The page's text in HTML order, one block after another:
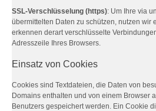
SSL-Verschlüsselung (https): Um Ihre via
übermittelten Daten zu schützen, nutzen wir
erkennen derart verschlüsselte
Adresszeile Ihres Browsers.
Einsatz von Cookies
Cookies sind Textdateien, die Daten von
Domains enthalten und von einem Browser
Benutzers gespeichert werden. Ein Cookie